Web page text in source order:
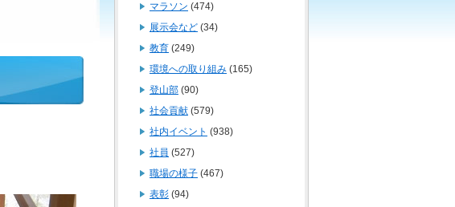
マラソン (474)
展示会など (34)
教育 (249)
環境への取り組み (165)
登山部 (90)
社会貢献 (579)
社内イベント (938)
社員 (527)
職場の様子 (467)
表彰 (94)